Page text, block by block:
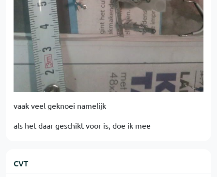
vaak veel geknoei namelijk
als het daar geschikt voor is, doe ik mee
CVT